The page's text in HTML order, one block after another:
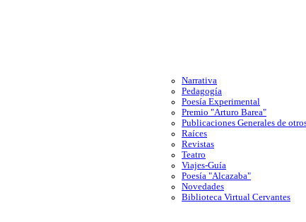
Narrativa
Pedagogía
Poesía Experimental
Premio "Arturo Barea"
Publicaciones Generales de
Raíces
Revistas
Teatro
Viajes-Guía
Poesía "Alcazaba"
Novedades
Biblioteca Virtual Cervantes